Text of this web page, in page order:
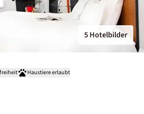
5 Hotelbilder
Haustiere erlaubt